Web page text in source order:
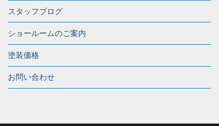
スタッフブログ
ショールームのご案内
塗装価格
お問い合わせ